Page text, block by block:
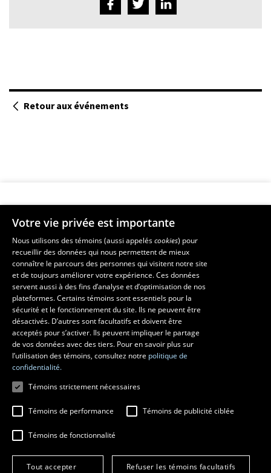
Retour aux événements
Faculté de musique
Pavillon Louis-Jacques-Casault
1055, avenue du Séminaire, Québec (Québec)  G1V 0A6
Téléphone: 418 656-7061
Suivez-nous sur Facebook
Suivez-nous sur YouTube
Conditions générales d'utilisation
Votre vie privée est importante
Nous utilisons des témoins (aussi appeléscookies) pour
recueillir des données qui nous permettent de mieux
connaître le parcours des personnes qui visitent notre site
et de toujours améliorer votre expérience. Ces données
servent aussi à des fins d’analyse et d’optimisation de nos
plateformes. Certains témoins sont essentiels pour la
sécurité et le fonctionnement du site. Ils ne peuvent être
désactivés. D’autres sont facultatifs et doivent être
acceptés pour s’activer. Ils peuvent impliquer le partage
de vos données avec des tiers. Pour en savoir plus sur
l’utilisation des témoins, consultez notre politique de
confidentialité.
Témoins strictement nécessaires
Témoins de performance Témoins de publicité ciblée
Témoins de fonctionnalité
Tout accepter Refuser les témoins facultatifs